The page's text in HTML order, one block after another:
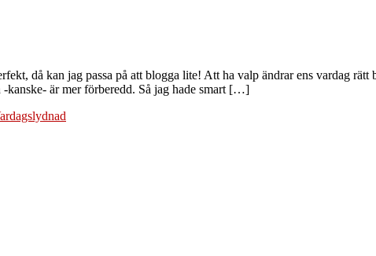
då kan jag passa på att blogga lite! Att ha valp ändrar ens vardag
kanske- är mer förberedd. Så jag hade smart […]